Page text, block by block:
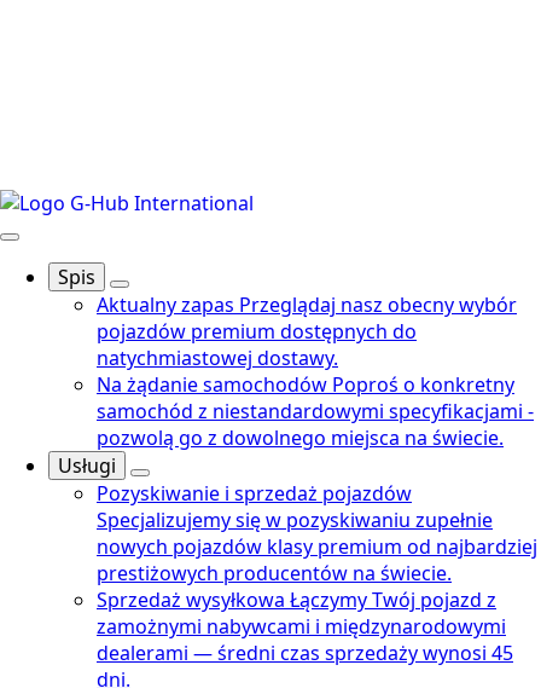
Spis
Aktualny zapas Przeglądaj nasz obecny wybór
pojazdów premium dostępnych do
natychmiastowej dostawy.
Na żądanie samochodów Poproś o konkretny
samochód z niestandardowymi specyfikacjami -
pozwolą go z dowolnego miejsca na świecie.
Usługi
Pozyskiwanie i sprzedaż pojazdów
Specjalizujemy się w pozyskiwaniu zupełnie
nowych pojazdów klasy premium od najbardziej
prestiżowych producentów na świecie.
Sprzedaż wysyłkowa Łączymy Twój pojazd z
zamożnymi nabywcami i międzynarodowymi
dealerami — średni czas sprzedaży wynosi 45
dni.